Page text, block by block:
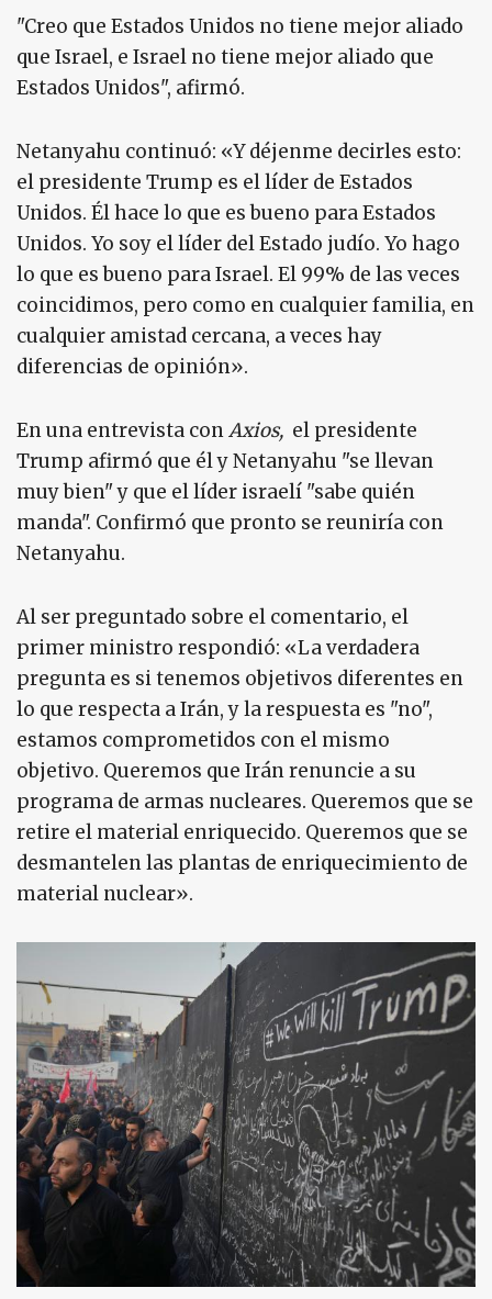
"Creo que Estados Unidos no tiene mejor aliado
que Israel, e Israel no tiene mejor aliado que
Estados Unidos", afirmó.
Netanyahu continuó: «Y déjenme decirles esto:
el presidente Trump es el líder de Estados
Unidos. Él hace lo que es bueno para Estados
Unidos. Yo soy el líder del Estado judío. Yo hago
lo que es bueno para Israel. El 99% de las veces
coincidimos, pero como en cualquier familia, en
cualquier amistad cercana, a veces hay
diferencias de opinión».
En una entrevista conAxios, el presidente
Trump afirmó que él y Netanyahu "se llevan
muy bien" y que el líder israelí "sabe quién
manda". Confirmó que pronto se reuniría con
Netanyahu.
Al ser preguntado sobre el comentario, el
primer ministro respondió: «La verdadera
pregunta es si tenemos objetivos diferentes en
lo que respecta a Irán, y la respuesta es "no",
estamos comprometidos con el mismo
objetivo. Queremos que Irán renuncie a su
programa de armas nucleares. Queremos que se
retire el material enriquecido. Queremos que se
desmantelen las plantas de enriquecimiento de
material nuclear».